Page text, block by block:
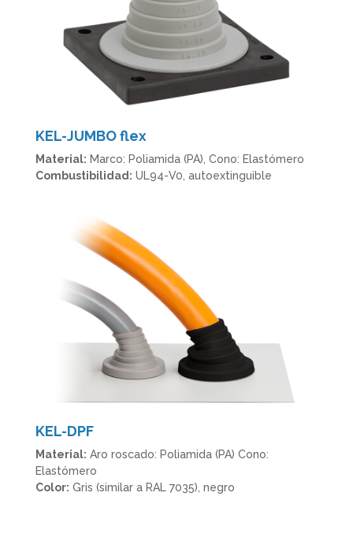
KEL-JUMBO flex
Material: Marco: Poliamida (PA), Cono: Elastómero
Combustibilidad: UL94-V0, autoextinguible
KEL-DPF
Material: Aro roscado: Poliamida (PA) Cono:
Elastómero
Color: Gris (similar a RAL 7035), negro